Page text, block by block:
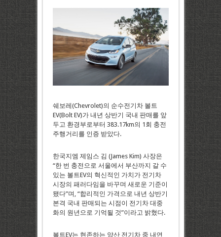
쉐보레(Chevrolet)의 순수전기차 볼트
EV(Bolt EV)가 내년 상반기 국내 판매를 앞
두고 환경부로부터 383.17km의 1회 충전
주행거리를 인증 받았다.
한국지엠 제임스 김 (James Kim) 사장은
“한 번 충전으로 서울에서 부산까지 갈 수
있는 볼트EV의 혁신적인 가치가 전기차
시장의 패러다임을 바꾸며 새로운 기준이
됐다”며, “합리적인 가격으로 내년 상반기
본격 국내 판매되는 시점이 전기차 대중
화의 원년으로 기억될 것”이라고 밝혔다.
볼트EV는 현존하는 양산 전기차 중 내연